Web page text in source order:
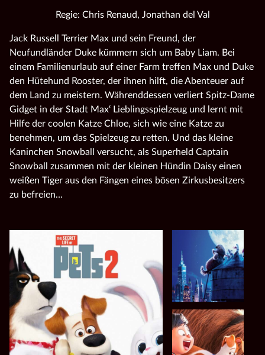
Regie: Chris Renaud, Jonathan del Val
Jack Russell Terrier Max und sein Freund, der
Neufundländer Duke kümmern sich um Baby Liam. Bei
einem Familienurlaub auf einer Farm treffen Max und Duke
den Hütehund Rooster, der ihnen hilft, die Abenteuer auf
dem Land zu meistern. Währenddessen verliert Spitz-Dame
Gidget in der Stadt Max‘ Lieblingsspielzeug und lernt mit
Hilfe der coolen Katze Chloe, sich wie eine Katze zu
benehmen, um das Spielzeug zu retten. Und das kleine
Kaninchen Snowball versucht, als Superheld Captain
Snowball zusammen mit der kleinen Hündin Daisy einen
weißen Tiger aus den Fängen eines bösen Zirkusbesitzers
zu befreien…